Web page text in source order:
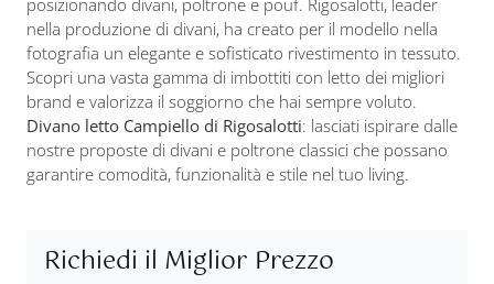
posizionando divani, poltrone e pouf. Rigosalotti, leader
nella produzione di divani, ha creato per il modello nella
fotografia un elegante e sofisticato rivestimento in tessuto.
Scopri una vasta gamma di imbottiti con letto dei migliori
brand e valorizza il soggiorno che hai sempre voluto.
Divano letto Campiello di Rigosalotti: lasciati ispirare dalle
nostre proposte di divani e poltrone classici che possano
garantire comodità, funzionalità e stile nel tuo living.
Richiedi il Miglior Prezzo